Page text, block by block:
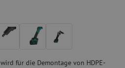
für die Demontage von HDPE-